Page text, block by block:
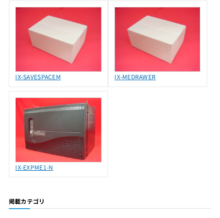
IX-SAVESPACEM IX-MEDRAWER
IX-EXPME1-N
掲載カテゴリ